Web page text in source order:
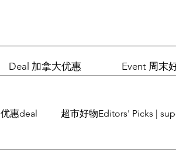
Deal 加拿大优惠 Event 周末
优惠deal 超市好物Editors' Picks |